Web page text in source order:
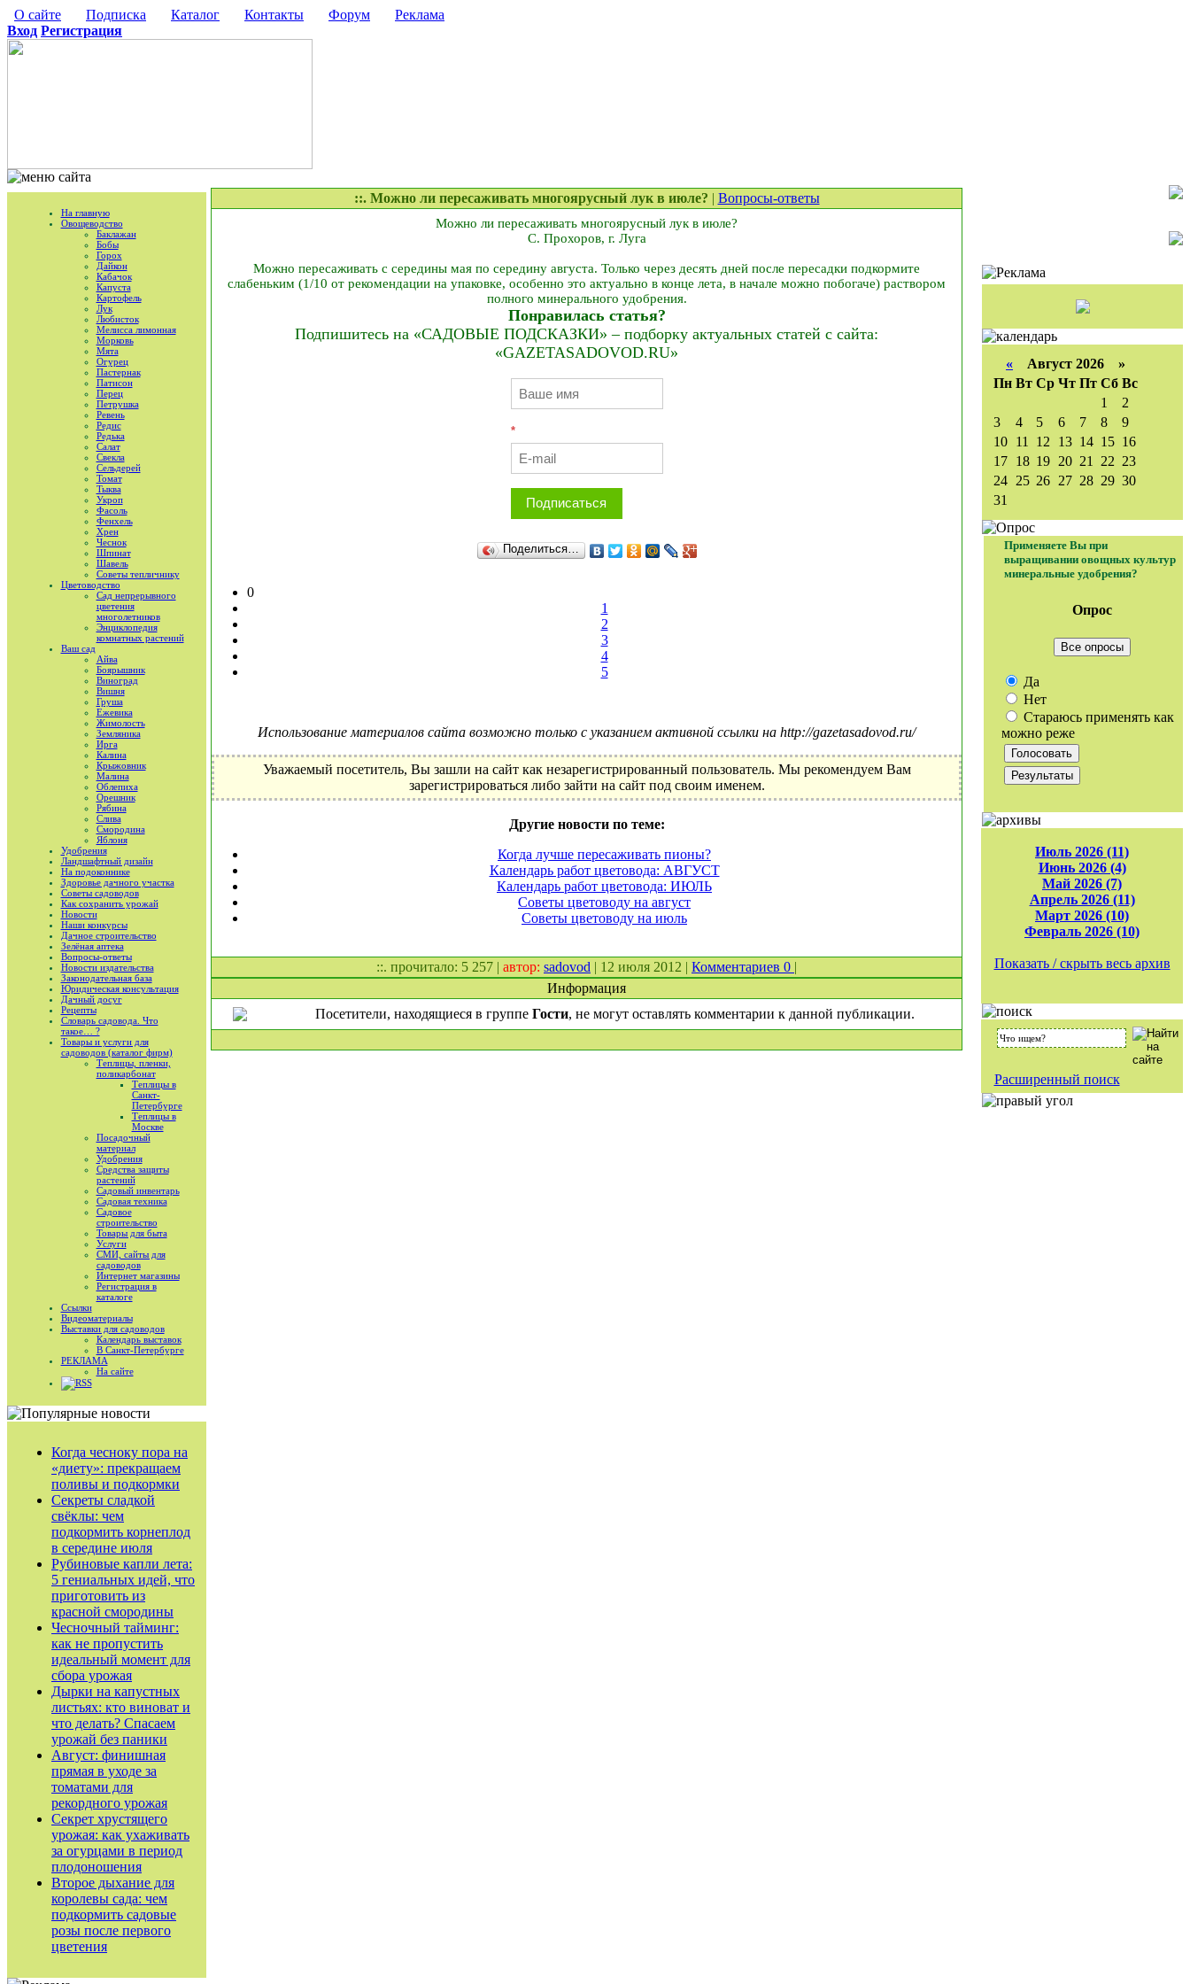
О сайте Подписка Каталог Контакты Форум
Реклама
Вход Регистрация
На главную
Овощеводство
Баклажан
Бобы
Горох
Дайкон
Кабачок
Капуста
Картофель
Лук
Любисток
Мелисса лимонная
Морковь
Мята
Огурец
Пастернак
Патисон
Перец
Петрушка
Ревень
Редис
Редька
Салат
Свекла
Сельдерей
Томат
Тыква
Укроп
Фасоль
Фенхель
Хрен
Чеснок
Шпинат
Шавель
Советы тепличнику
Цветоводство
Сад непрерывного
цветения
многолетников
Энциклопедия
комнатных растений
Ваш сад
Айва
Боярышник
Виноград
Вишня
Груша
Ежевика
Жимолость
Земляника
Ирга
Калина
Крыжовник
Малина
Облепиха
Орешник
Рябина
Слива
Смородина
Яблоня
Удобрения
Ландшафтный дизайн
На подоконнике
Здоровье дачного участка
Советы садоводов
Как сохранить урожай
Новости
Наши конкурсы
Дачное строительство
Зелёная аптека
Вопросы-ответы
Новости издательства
Законодательная база
Юридическая консультация
Дачный досуг
Рецепты
Словарь садовода. Что
такое… ?
Товары и услуги для
садоводов (каталог фирм)
Теплицы, пленки,
поликарбонат
Теплицы в
Санкт-
Петербурге
Теплицы в
Москве
Посадочный
материал
Удобрения
Средства защиты
растений
Садовый инвентарь
Садовая техника
Садовое
строительство
Товары для быта
Услуги
СМИ, сайты для
садоводов
Интернет магазины
Регистрация в
каталоге
Ссылки
Видеоматериалы
Выставки для садоводов
Календарь выставок
В Санкт-Петербурге
РЕКЛАМА
На сайте
RSS
Когда чесноку пора на
«диету»: прекращаем
поливы и подкормки
Секреты сладкой
свёклы: чем
подкормить корнеплод
в середине июля
Рубиновые капли лета:
5 гениальных идей, что
приготовить из
красной смородины
Чесночный тайминг:
как не пропустить
идеальный момент для
сбора урожая
Дырки на капустных
листьях: кто виноват и
что делать? Спасаем
урожай без паники
Август: финишная
прямая в уходе за
томатами для
рекордного урожая
Секрет хрустящего
урожая: как ухаживать
за огурцами в период
плодоношения
Второе дыхание для
королевы сада: чем
подкормить садовые
розы после первого
цветения
::. Можно ли пересаживать многоярусный лук в июле? | Вопросы-ответы
Можно ли пересаживать многоярусный лук в июле?
С. Прохоров, г. Луга
Можно пересаживать с середины мая по середину августа. Только через десять дней после пересадки подкормите
слабеньким (1/10 от рекомендации на упаковке, особенно это актуально в конце лета, в начале можно побогаче) раствором
полного минерального удобрения.
Понравилась статья?
Подпишитесь на «САДОВЫЕ ПОДСКАЗКИ» – подборку актуальных статей с сайта:
«GAZETASADOVOD.RU»
*
Подписаться
Поделиться…
0
1
2
3
4
5
Использование материалов сайта возможно только с указанием активной ссылки на http://gazetasadovod.ru/
Уважаемый посетитель, Вы зашли на сайт как незарегистрированный пользователь. Мы рекомендуем Вам
зарегистрироваться либо зайти на сайт под своим именем.
Другие новости по теме:
Когда лучше пересаживать пионы?
Календарь работ цветовода: АВГУСТ
Календарь работ цветовода: ИЮЛЬ
Советы цветоводу на август
Советы цветоводу на июль
::. прочитало: 5 257 | автор: sadovod | 12 июля 2012 | Комментариев 0 |
Информация
Посетители, находящиеся в группе Гости, не могут оставлять комментарии к данной публикации.
« Август 2026 »
Пн Вт Ср Чт Пт Сб Вс
1
2
3
4 5 6 7 8
9
10 11 12 13 14 15 16
17 18 19 20 21 22 23
24 25 26 27 28 29 30
31
Применяете Вы при
выращивании овощных культур
минеральные удобрения?
Опрос
Все опросы
Да
Нет
Стараюсь применять как
можно реже
Июль 2026 (11)
Июнь 2026 (4)
Май 2026 (7)
Апрель 2026 (11)
Март 2026 (10)
Февраль 2026 (10)
Показать / скрыть весь архив
Расширенный поиск